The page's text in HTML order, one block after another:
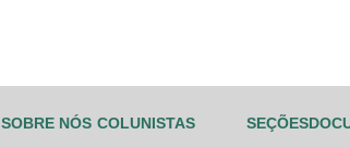
SOBRE NÓS COLUNISTAS
SEÇÕES